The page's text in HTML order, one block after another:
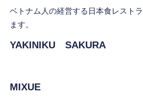
ベトナム人の経営する日本食レスト
ます。
YAKINIKU SAKURA
MIXUE